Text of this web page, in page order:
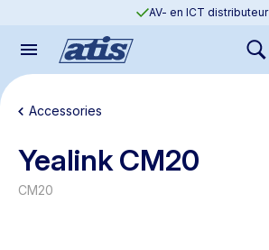
AV- en ICT distributeur
Accessories
Yealink CM20
CM20